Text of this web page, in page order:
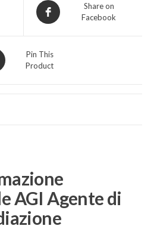
Share on
Facebook
Pin This
Product
AGI Agente di